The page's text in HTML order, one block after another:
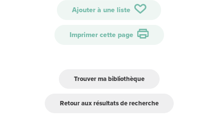
Ajouter à une liste
Imprimer cette page
Trouver ma bibliothèque
Retour aux résultats de recherche